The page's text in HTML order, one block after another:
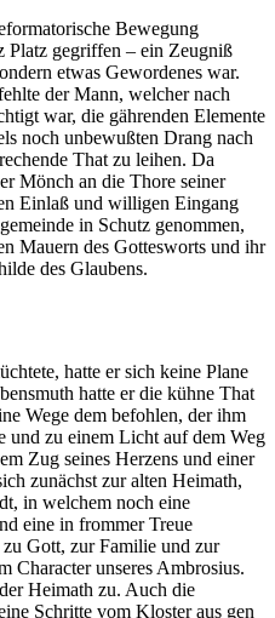
Bewegung
Platz gegriffen – ein Zeugniß
etwas Gewordenes war.
der Mann, welcher nach
war, die gährenden Elemente
noch unbewußten Drang nach
That zu leihen. Da
Mönch an die Thore seiner
Einlaß und willigen Eingang
in Schutz genommen,
Mauern des Gottesworts und ihr
des Glaubens.
hatte er sich keine Plane
hatte er die kühne That
Wege dem befohlen, der ihm
und zu einem Licht auf dem Weg
Zug seines Herzens und einer
zunächst zur alten Heimath,
in welchem noch eine
eine in frommer Treue
Gott, zur Familie und zur
Character unseres Ambrosius.
Heimath zu. Auch die
Schritte vom Kloster aus gen